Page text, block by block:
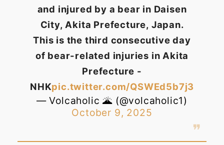
and injured by a bear in Daisen
City, Akita Prefecture, Japan.
This is the third consecutive day
of bear-related injuries in Akita
Prefecture -
NHKpic.twitter.com/QSWEd5b7j3
— Volcaholic 🌋 (@volcaholic1)
October 9, 2025